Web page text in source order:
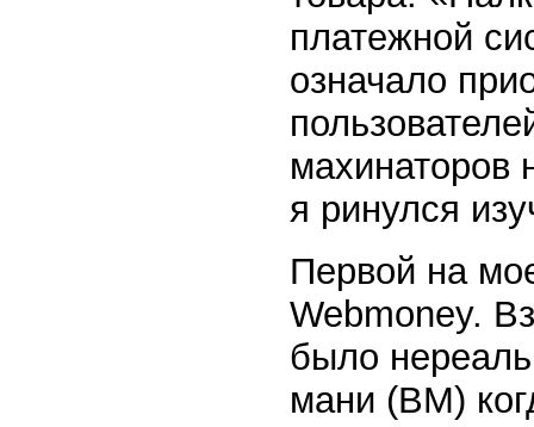
платежной
означало
махинаторов
я ринулся
Первой на
Webmoney.
было
мани (ВМ)